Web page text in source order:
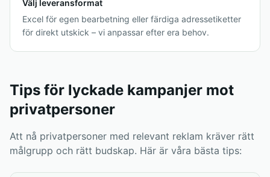
Välj leveransformat
Excel för egen bearbetning eller färdiga adressetiketter
för direkt utskick – vi anpassar efter era behov.
Tips för lyckade kampanjer mot
privatpersoner
Att nå privatpersoner med relevant reklam kräver rätt
målgrupp och rätt budskap. Här är våra bästa tips: